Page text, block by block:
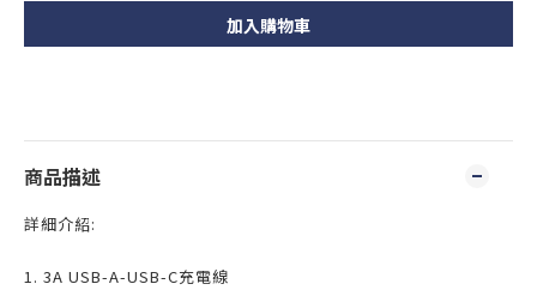
加入購物車
商品描述
詳細介紹:
1. 3A USB-A-USB-C充電線